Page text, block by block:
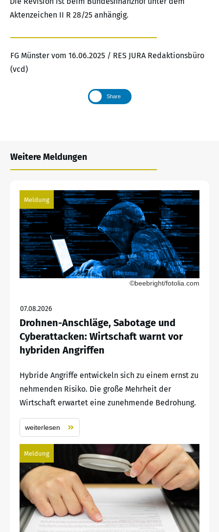
Aktenzeichen II R 28/25 anhängig.
FG Münster vom 16.06.2025 / RES JURA Redaktionsbüro
(vcd)
Share
Weitere Meldungen
Meldung
©beebright/fotolia.com
07.08.2026
Drohnen-Anschläge, Sabotage und
Cyberattacken: Wirtschaft warnt vor
hybriden Angriffen
Hybride Angriffe entwickeln sich zu einem ernst zu
nehmenden Risiko. Die große Mehrheit der
Wirtschaft erwartet eine zunehmende Bedrohung.
weiterlesen
Meldung